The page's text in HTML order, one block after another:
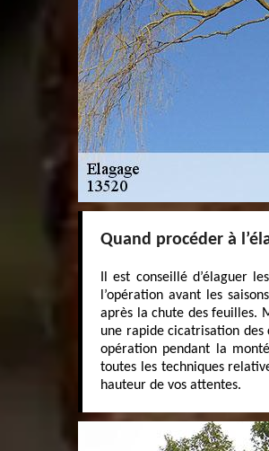
Quand procéder à
Il est conseillé d’élaguer
l’opération avant les
après la chute des feuilles.
une rapide cicatrisation
opération pendant la
toutes les techniques
hauteur de vos attentes.